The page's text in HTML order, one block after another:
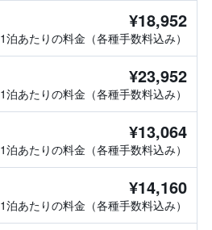
¥18,952
1泊あたりの料金（各種手数料込み）
¥23,952
1泊あたりの料金（各種手数料込み）
¥13,064
1泊あたりの料金（各種手数料込み）
¥14,160
1泊あたりの料金（各種手数料込み）